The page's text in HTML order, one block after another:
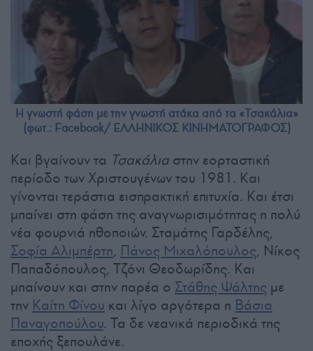
Η γνωστή φάση με την γνωστή ατάκα από τα «Τσακάλια»
(φωτ.: Facebook/ ΕΛΛΗΝΙΚΟΣ ΚΙΝΗΜΑΤΟΓΡΑΦΟΣ)
Και βγαίνουν τα Τσακάλια στην εορταστική
περίοδο των Χριστουγένων του 1981. Και
γίνονται τεράστια εισπρακτική επιτυχία. Και έτσι
μπαίνει στη φάση της αναγνωρισιμότητας η πολύ
νέα φουρνιά ηθοποιών. Σταμάτης Γαρδέλης,
Σοφία Αλιμπέρτη, Πάνος Μιχαλόπουλος, Νίκος
Παπαδόπουλος, Τζόνι Θεοδωρίδης. Και
μπαίνουν και στην παρέα ο Στάθης Ψάλτης με
την Καίτη Φίνου και λίγο αργότερα η Βάσια
Παναγοπούλου. Τα δε νεανικά περιοδικά της
εποχής ξεπουλάνε.